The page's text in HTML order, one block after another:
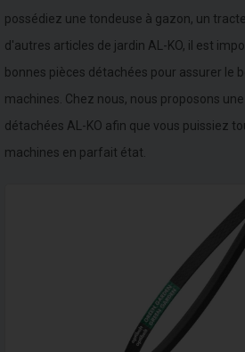
possédiez une tondeuse à gazon, un
d'autres articles de jardin AL-KO, il est
bonnes pièces détachées pour assurer le
machines. Chez nous, nous proposons
détachées AL-KO afin que vous puissiez
machines en parfait état.